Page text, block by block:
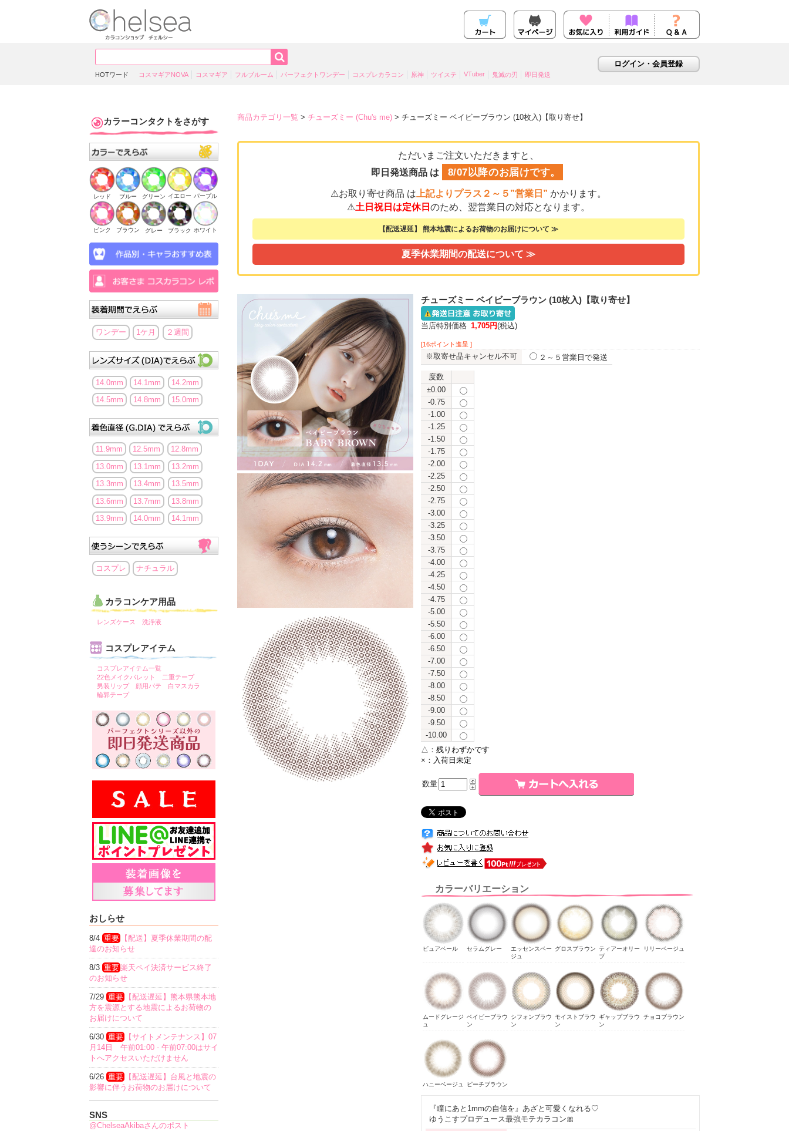
HOTワード コスマギアNOVA コスマギア フルブルーム パーフェクトワンデー コスプレカラコン 原神 ツイステ VTuber 鬼滅の刃 即日発送
カラーコンタクトをさがす
レッド ブルー グリーン イエロー パープル
ピンク ブラウン グレー ブラック ホワイト
ワンデー 1ケ月 ２週間
14.0mm 14.1mm
14.2mm
14.5mm
14.8mm 15.0mm
11.9mm 12.5mm
12.8mm
13.0mm
13.1mm
13.2mm
13.3mm
13.4mm
13.5mm
13.6mm
13.7mm
13.8mm
13.9mm
14.0mm 14.1mm
コスプレ ナチュラル
カラコンケア用品
レンズケース 洗浄液
コスプレアイテム
コスプレアイテム一覧
22色メイクパレット
二重テープ
男装リップ
顔用パテ
白マスカラ
輪郭テープ
おしらせ
8/4 重要
【配送】夏季休業期間の配
達のお知らせ
8/3 重要楽天ペイ決済サービス終了
のお知らせ
7/29 重要
【配送遅延】熊本県熊本地
方を震源とする地震によるお荷物の
お届けについて
6/30 重要
【サイトメンテナンス】07
月14日 午前01:00 - 午前07:00はサイ
トへアクセスいただけません
6/26 重要
【配送遅延】台風と地震の
影響に伴うお荷物のお届けについて
SNS
@ChelseaAkibaさんのポスト
商品カテゴリ一覧 > チューズミー (Chu's me) > チューズミー ベイビーブラウン (10枚入)【取り寄せ】
ただいまご注文いただきますと、
即日発送商品 は
8/07以降のお届けです。
⚠お取り寄せ商品 は 上記よりプラス２～５”営業日” かかります。
⚠土日祝日は定休日 のため、翌営業日の対応となります。
【配送遅延】 熊本地震によるお荷物のお届けについて ≫
夏季休業期間の配送について ≫
チューズミー ベイビーブラウン (10枚入)【取り寄せ】
当店特別価格 1,705円(税込)
[16ポイント進呈 ]
※取寄せ品キャンセル不可 ２～５営業日で発送
度数
±0.00
-0.75
-1.00
-1.25
-1.50
-1.75
-2.00
-2.25
-2.50
-2.75
-3.00
-3.25
-3.50
-3.75
-4.00
-4.25
-4.50
-4.75
-5.00
-5.50
-6.00
-6.50
-7.00
-7.50
-8.00
-8.50
-9.00
-9.50
-10.00
△： 残りわずかです
×： 入荷日未定
数量
カラーバリエーション
ピュアベール セラムグレー エッセンスベー
ジュ
グロスブラウン ティアーオリー
ブ
リリーベージュ
ムードグレージ
ュ
ベイビーブラウ
ン
シフォンブラウ
ン
モイストブラウ
ン
ギャップブラウ
ン
チョコブラウン
ハニーベージュ ピーチブラウン
『瞳にあと1mmの自信を』あざと可愛くなれる♡
ゆうこすプロデュース最強モテカラコン🎀